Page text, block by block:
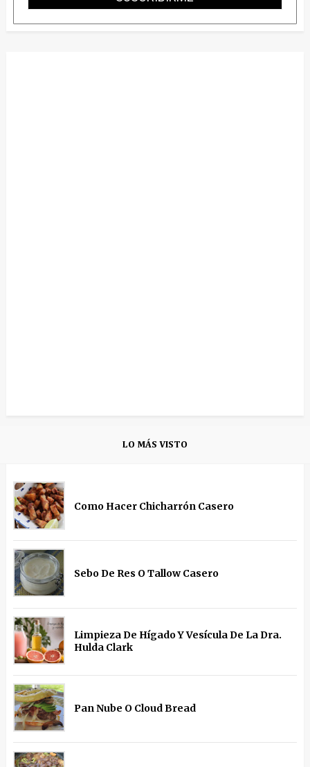
LO MÁS VISTO
Como Hacer Chicharrón Casero
Sebo De Res O Tallow Casero
Limpieza De Hígado Y Vesícula De La Dra.
Hulda Clark
Pan Nube O Cloud Bread